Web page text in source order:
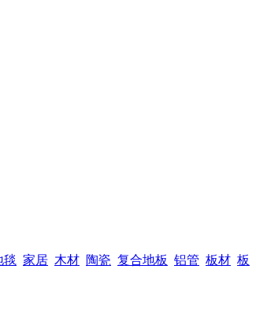
毯 家居 木材 陶瓷 复合地板 铝管 板材 板